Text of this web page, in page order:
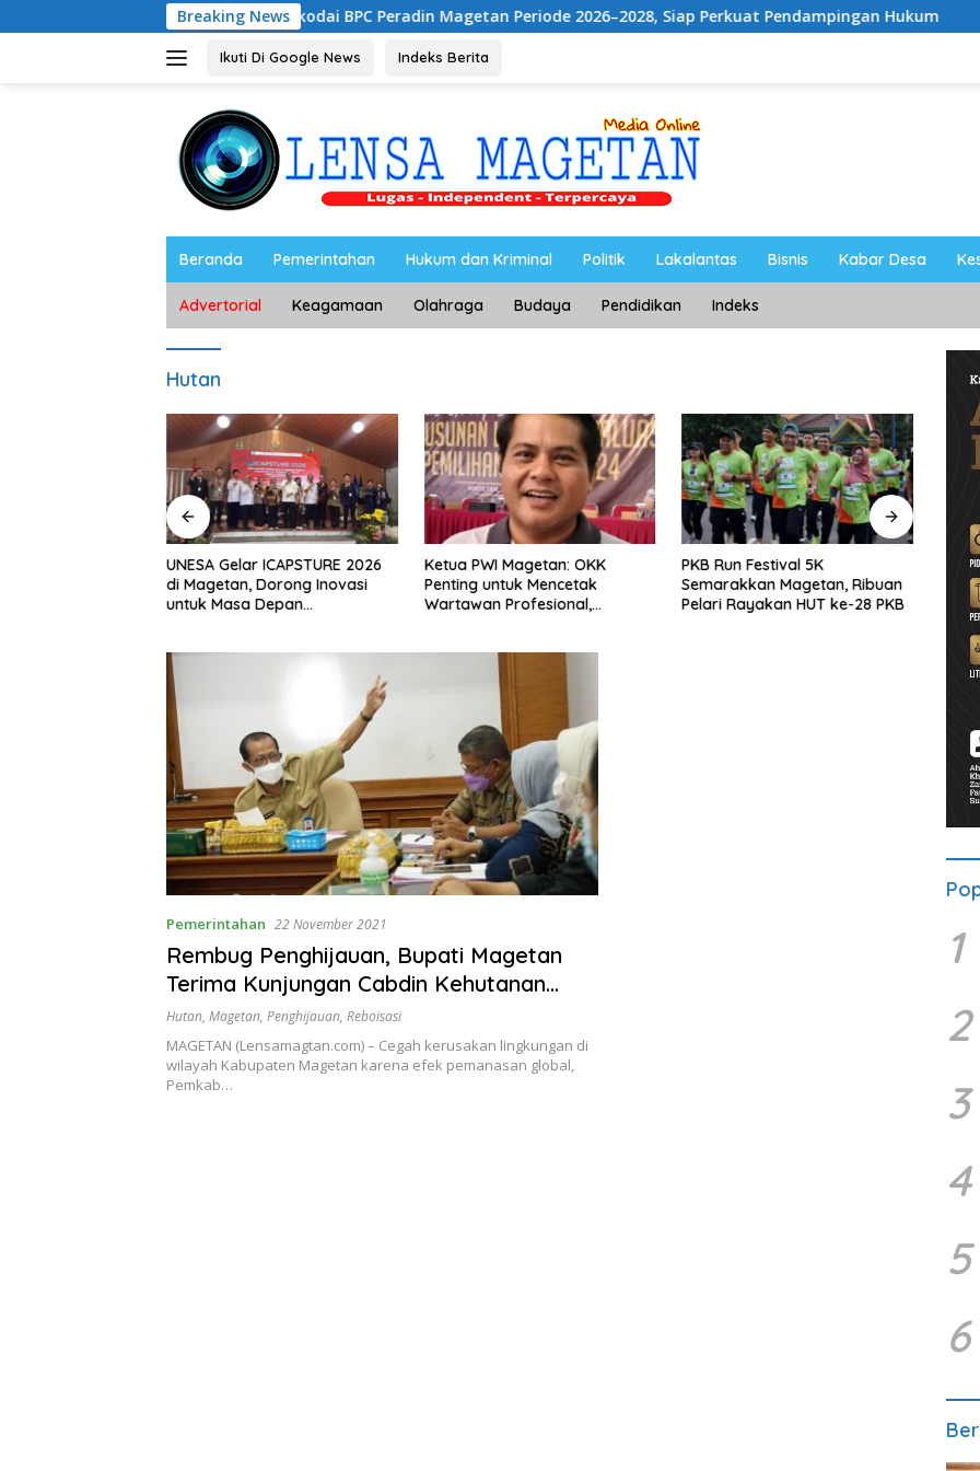
ke
Breaking News
Noorbiyanto, S.H Nahkodai BPC Peradin Magetan Periode 2026–2028, Siap Perkuat Pendampingan Hukum UNESA
Ikuti Di Google News Indeks Berita
Beranda Pemerintahan Hukum dan Kriminal Politik Lakalantas Bisnis Kabar Desa
Advertorial Keagamaan Olahraga Budaya Pendidikan Indeks
Hutan
UNESA Gelar ICAPSTURE 2026
di Magetan, Dorong Inovasi
untuk Masa Depan
Ketua PWI Magetan: OKK
Penting untuk Mencetak
Wartawan Profesional,
PKB Run Festival 5K
Semarakkan Magetan, Ribuan
Pelari Rayakan HUT ke-28 PKB
Pemerintahan 22 November 2021
Rembug Penghijauan, Bupati Magetan
Terima Kunjungan Cabdin Kehutanan
Jatim
Hutan, Magetan, Penghijauan, Reboisasi
MAGETAN (Lensamagtan.com) – Cegah kerusakan lingkungan di
wilayah Kabupaten Magetan karena efek pemanasan global,
Pemkab…
1
2
3
4
5
6